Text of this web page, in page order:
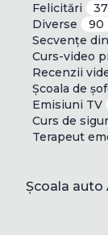
Felicitări
37
Diverse
90
Secvențe
Curs-video
Recenzii
Școala de
Emisiuni TV
Curs de
Terapeut
Școala auto